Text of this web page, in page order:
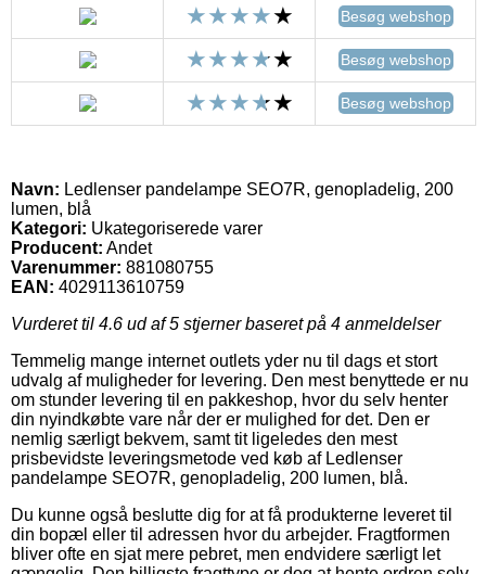
Besøg webshop
Besøg webshop
Besøg webshop
Navn: Ledlenser pandelampe SEO7R, genopladelig, 200
lumen, blå
Kategori: Ukategoriserede varer
Producent: Andet
Varenummer: 881080755
EAN: 4029113610759
Vurderet til 4.6 ud af 5 stjerner baseret på 4 anmeldelser
Temmelig mange internet outlets yder nu til dags et stort
udvalg af muligheder for levering. Den mest benyttede er nu
om stunder levering til en pakkeshop, hvor du selv henter
din nyindkøbte vare når der er mulighed for det. Den er
nemlig særligt bekvem, samt tit ligeledes den mest
prisbevidste leveringsmetode ved køb af Ledlenser
pandelampe SEO7R, genopladelig, 200 lumen, blå.
Du kunne også beslutte dig for at få produkterne leveret til
din bopæl eller til adressen hvor du arbejder. Fragtformen
bliver ofte en sjat mere pebret, men endvidere særligt let